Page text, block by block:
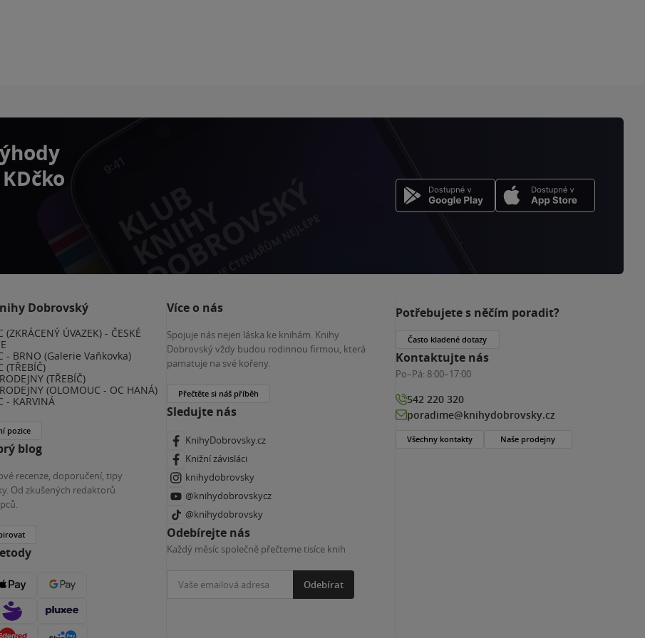
Dobrovský
(ZKRÁCENÝ ÚVAZEK) - ČESKÉ
- BRNO (Galerie Vaňkovka)
(TŘEBÍČ)
(TŘEBÍČ)
(OLOMOUC - OC HANÁ)
- KARVINÁ
pozice
blog
recenze, doporučení, tipy
Od zkušených redaktorů
Více o nás
Spojuje nás nejen láska ke knihám. Knihy
Dobrovský vždy budou rodinnou firmou, která
pamatuje na své kořeny.
Přečtěte si náš příběh
Sledujte nás
KnihyDobrovsky.cz
Knižní závisláci
knihydobrovsky
@knihydobrovskycz
@knihydobrovsky
Odebírejte nás
Každý měsíc společně přečteme tisíce knih
Odebírat
Potřebujete s něčím poradit?
Často kladené dotazy
Kontaktujte nás
Po–Pá: 8:00–17:00
542 220 320
poradime@knihydobrovsky.cz
Všechny kontakty Naše prodejny